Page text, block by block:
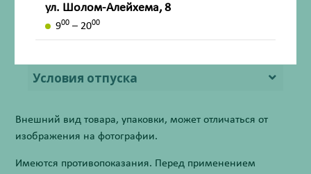
Условия хранения
Срок годности
Условия отпуска
Внешний вид товара, упаковки, может отличаться от
изображения на фотографии.
Имеются противопоказания. Перед применением
ул. Шолом-Алейхема, 8
900 – 2000